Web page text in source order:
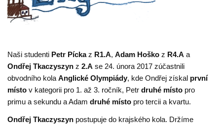
Naši studenti Petr Píckaz R1.A,Adam Hoško z R4.A a
Ondřej Tkaczyszyn z2.A se 24. února 2017 zúčastnili
obvodního kolaAnglické Olympiády, kde Ondřej získal první
místo v kategorii pro 1. až 3. ročník, Petrdruhé místo pro
primu a sekundu a Adamdruhé místo pro tercii a kvartu.
Ondřej Tkaczyszyn postupuje do krajského kola. Držíme